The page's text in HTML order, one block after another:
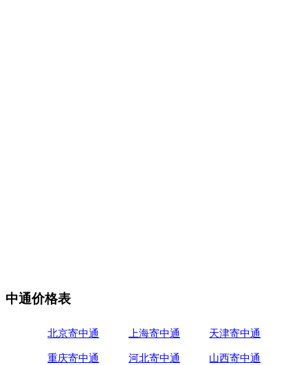
中通价格表
北京寄中通 上海寄中通 天津寄中通
重庆寄中通 河北寄中通 山西寄中通